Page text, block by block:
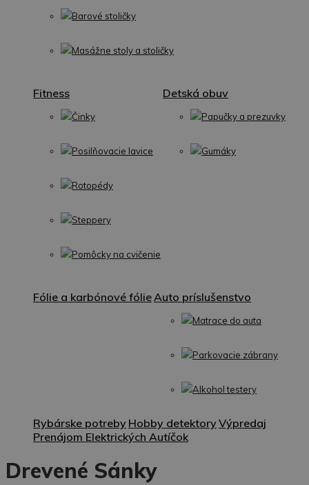
Barové stoličky
Masážne stoly a stoličky
Fitness
Činky
Posilňovacie lavice
Rotopédy
Steppery
Pomôcky na cvičenie
Detská obuv
Papučky a prezuvky
Gumáky
Fólie a karbónové fólieAuto príslušenstvo
Matrace do auta
Parkovacie zábrany
Alkohol testery
Rybárske potreby Hobby detektoryVýpredaj
Prenájom Elektrických Autíčok
Drevené Sánky